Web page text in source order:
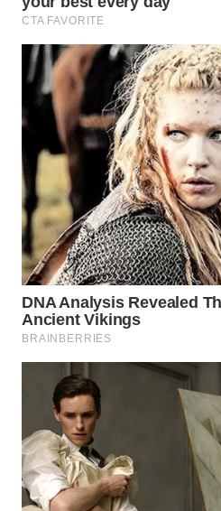
WN
WN
KUNINGAN
WN
MAJALENGKA
WN
SUBANG
WN
SUKABUMI
WN
PRIANGAN
TIMUR
WN